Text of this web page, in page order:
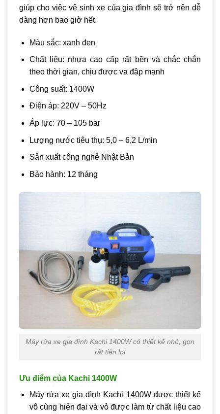
giúp cho việc vệ sinh xe của gia đình sẽ trở nên dễ
dàng hơn bao giờ hết.
Màu sắc: xanh đen
Chất liệu: nhựa cao cấp rất bền và chắc chắn
theo thời gian, chịu được va đập mạnh
Công suất: 1400W
Điện áp: 220V – 50Hz
Áp lực: 70 – 105 bar
Lượng nước tiêu thụ: 5,0 – 6,2 L/min
Sản xuất công nghệ Nhật Bản
Bảo hành: 12 tháng
Máy rửa xe gia đình Kachi 1400W có thiết kế nhỏ, gọn
rất tiện lợi
Ưu điểm của Kachi 1400W
Máy rửa xe gia đình Kachi 1400W được thiết kế
vô cùng hiện đại và vỏ được làm từ chất liệu cao